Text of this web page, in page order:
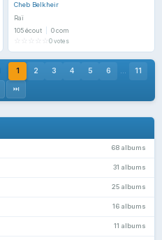
68 albums
31 albums
25 albums
16 albums
11 albums
Cheb Belkheir
Raï
105 écout
0 com
0 votes
1 2 3 4 5 6 11
⏭